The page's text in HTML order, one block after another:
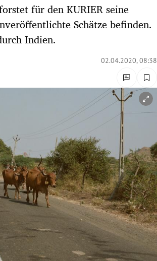
für den KURIER seine
Schätze befinden.
Indien.
02.04.2020, 08:38